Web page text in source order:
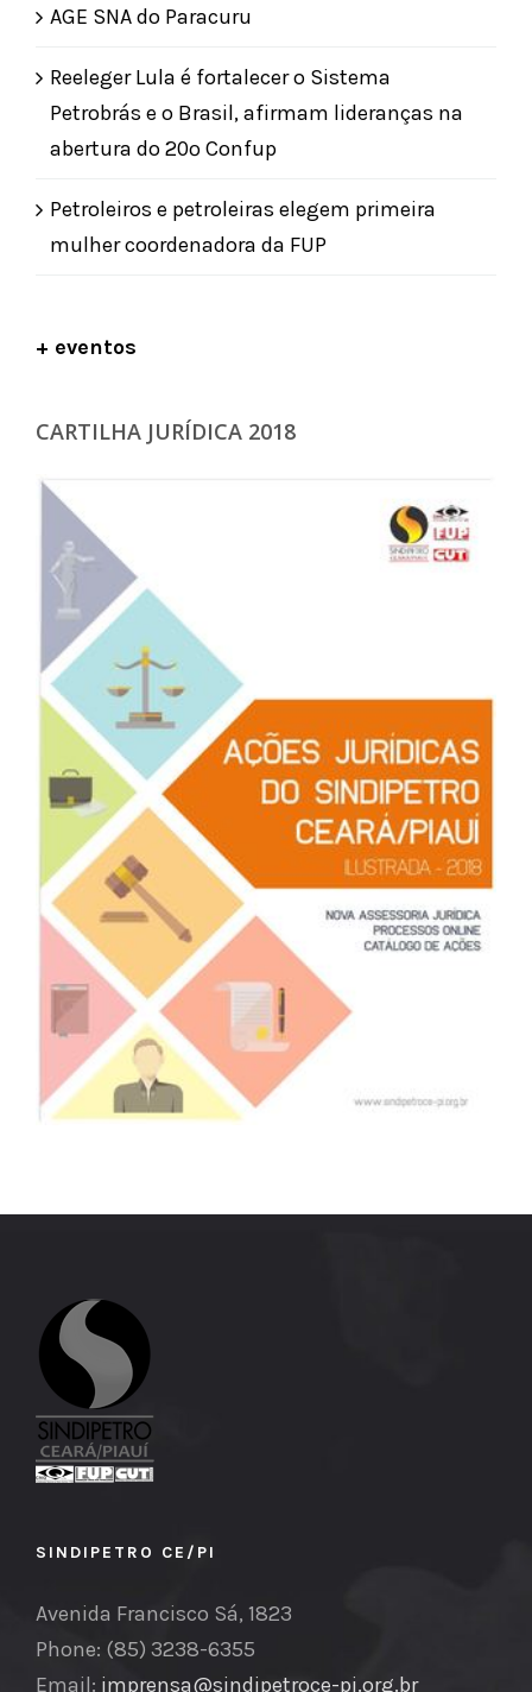
AGE SNA do Paracuru
Reeleger Lula é fortalecer o Sistema
Petrobrás e o Brasil, afirmam lideranças na
abertura do 20º Confup
Petroleiros e petroleiras elegem primeira
mulher coordenadora da FUP
+ eventos
CARTILHA JURÍDICA 2018
SINDIPETRO CE/PI
Avenida Francisco Sá, 1823
Phone: (85) 3238-6355
Email: imprensa@sindipetroce-pi.org.br